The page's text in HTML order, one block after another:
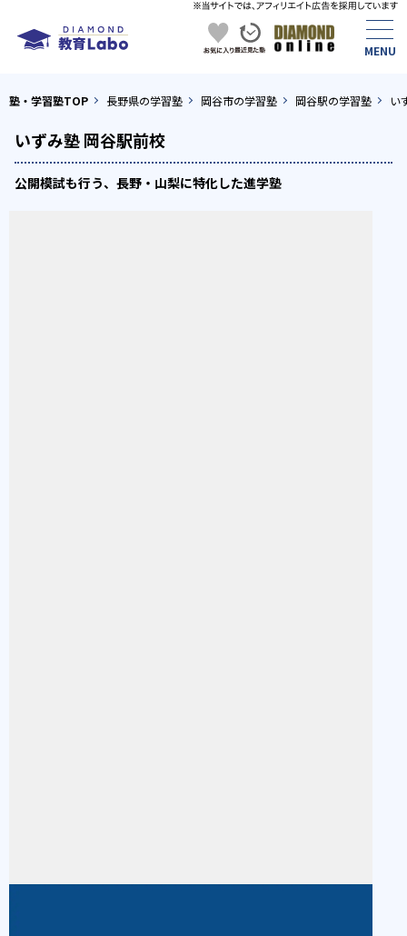
塾・学習塾TOP 長野県の学習塾 岡谷市の学習塾 岡谷駅の学習塾 い
いずみ塾 岡谷駅前校
公開模試も行う、長野・山梨に特化した進学塾